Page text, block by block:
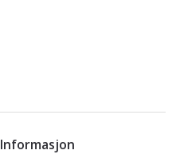
Informasjon